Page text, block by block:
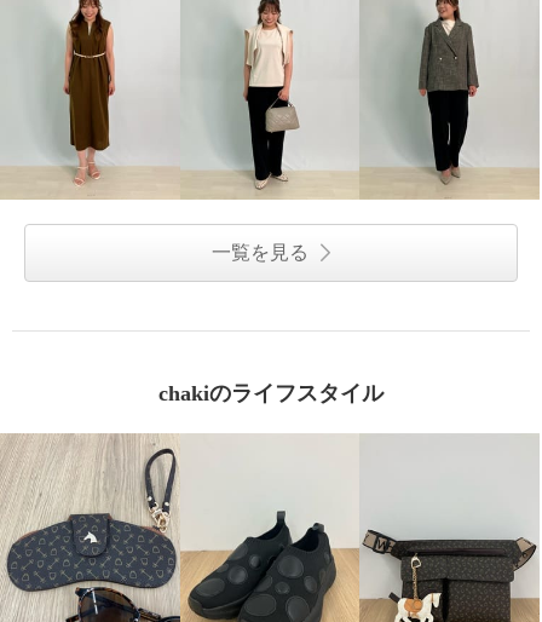
一覧を見る
chakiのライフスタイル